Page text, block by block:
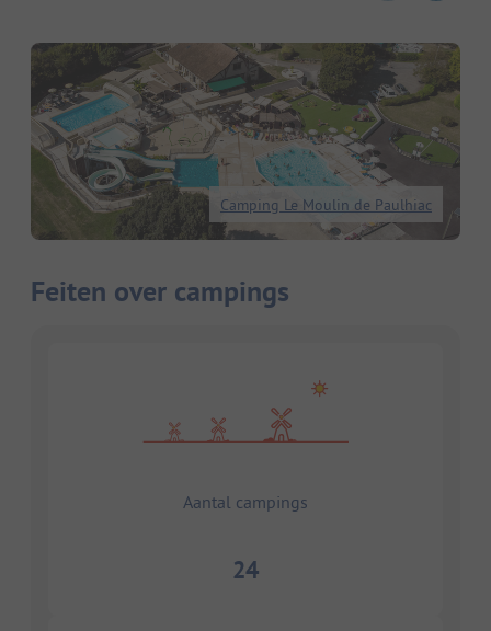
Camping Le Moulin de Paulhiac
Feiten over campings
Aantal campings
24